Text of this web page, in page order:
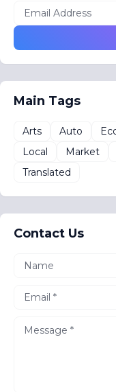
Main Tags
Arts Auto
Local
Market
Translated
Contact Us